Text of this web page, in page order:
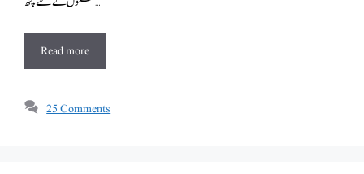
Read more
25 Comments